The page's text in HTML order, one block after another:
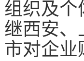
组织及个
继西安、
市对企业